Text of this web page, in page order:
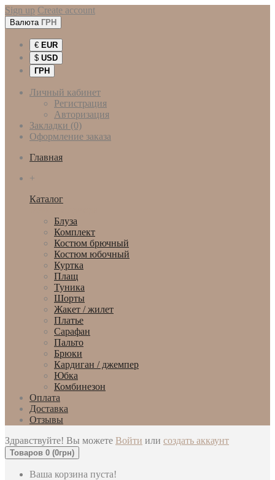
Sign up Create account
Валюта ГРН
€ EUR
$ USD
ГРН
Личный кабинет
Регистрация
Авторизация
Закладки (0)
Оформление заказа
Главная
+
Каталог
Блуза
Комплект
Костюм брючный
Костюм юбочный
Куртка
Плащ
Туника
Шорты
Жакет / жилет
Платье
Сарафан
Пальто
Брюки
Кардиган / джемпер
Юбка
Комбинезон
Оплата
Доставка
Отзывы
Здравствуйте! Вы можете Войти или создать аккаунт
Товаров 0 (0грн)
Ваша корзина пуста!